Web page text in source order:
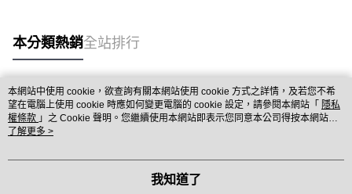
本分類熱銷全站排行
熱門標籤
本網站中使用 cookie，欲查詢有關本網站使用 cookie 方式之詳情，及若您不希
望在電腦上使用 cookie 時應如何變更電腦的 cookie 設定，請參閱本網站「 隱私
權條款 」之 Cookie 聲明。您繼續使用本網站即表示您同意本公司得按本網站使
用條款之 Cookie 聲明使用 cookie。
了解更多 >
我知道了